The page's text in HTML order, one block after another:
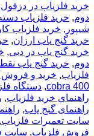
خرید فلزیاب در دزفول
دوم, خرید فلزیاب
شیپور , خرید فلزیاب
خرید گنج یاب ارزان,
خرید گنج یاب در دبی,
دوم, خرید گنج یاب
فلزیاب, خرید و فروش
cobra 400
, دستگاه
راهنمای خرید فلزیاب,
راهنمای گنج یاب,
سایت تعمیرات فلزیاب,
فروش فلزیاب, سایت